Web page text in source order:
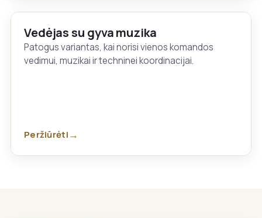
Vedėjas su gyva muzika
Patogus variantas, kai norisi vienos komandos
vedimui, muzikai ir techninei koordinacijai.
Peržiūrėti